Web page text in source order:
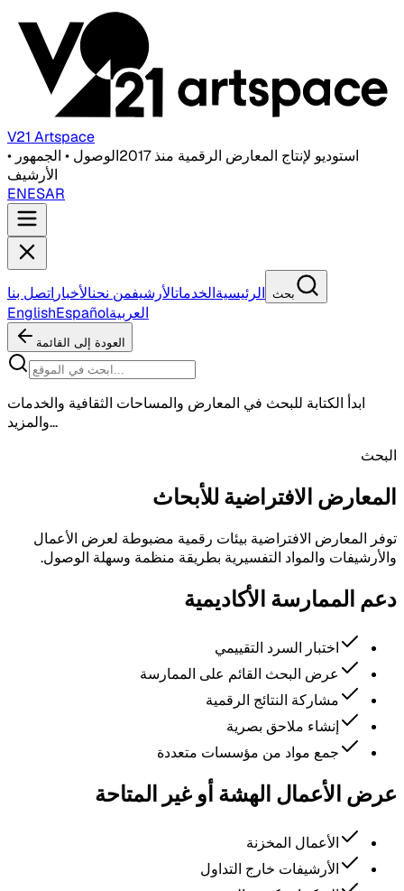
V21 Artspace
استوديو لإنتاج المعارض الرقمية منذ 2017
الوصول • الجمهور •
الأرشيف
ENESAR
الرئيسيةالخدماتالأرشيفمن نحنالأخبار اتصل بنا بحث
EnglishEspañolالعربية
العودة إلى القائمة
ابدأ الكتابة للبحث في المعارض والمساحات الثقافية والخدمات
والمزيد...
البحث
المعارض الافتراضية للأبحاث
توفر المعارض الافتراضية بيئات رقمية مضبوطة لعرض الأعمال
والأرشيفات والمواد التفسيرية بطريقة منظمة وسهلة الوصول.
دعم الممارسة الأكاديمية
اختبار السرد التقييمي
عرض البحث القائم على الممارسة
مشاركة النتائج الرقمية
إنشاء ملاحق بصرية
جمع مواد من مؤسسات متعددة
عرض الأعمال الهشة أو غير المتاحة
الأعمال المخزنة
الأرشيفات خارج التداول